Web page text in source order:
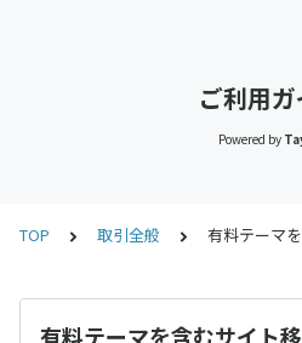
ご利用
Powered by
TOP 取引全般 有料テーマ
有料テーマを含むサイト